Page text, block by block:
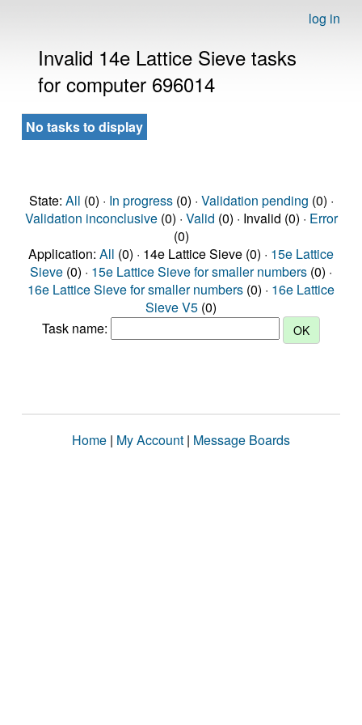
log in
Invalid 14e Lattice Sieve tasks
for computer 696014
No tasks to display
State: All (0) · In progress(0) · Validation pending (0) ·
Validation inconclusive(0) · Valid (0) · Invalid (0) · Error
(0)
Application: All (0) · 14e Lattice Sieve (0) · 15e Lattice
Sieve (0) · 15e Lattice Sieve for smaller numbers (0) ·
16e Lattice Sieve for smaller numbers (0) · 16e Lattice
Sieve V5 (0)
Task name:
Home | My Account | Message Boards